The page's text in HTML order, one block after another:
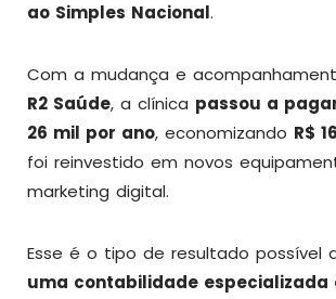
ao Simples Nacional.
Com a mudança e
R2 Saúde, a clínica passou a
26 mil por ano, economizando R$
foi reinvestido em novos
marketing digital.
Esse é o tipo de resultado possível
uma contabilidade especializada